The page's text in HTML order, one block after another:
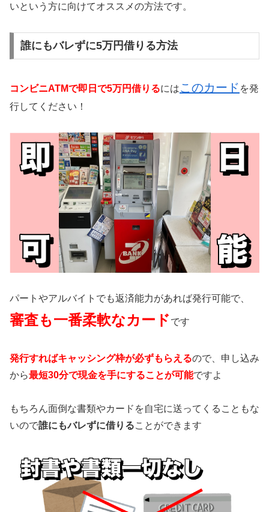
いという方に向けてオススメの方法です。
誰にもバレずに5万円借りる方法
コンビニATMで即日で5万円借りるにはこのカード を発
行してください！
パートやアルバイトでも返済能力があれば発行可能で、
審査も一番柔軟なカード です
発行すればキャッシング枠が必ずもらえるので、申し込み
から最短30分で現金を手にすることが可能ですよ
もちろん面倒な書類やカードを自宅に送ってくることもな
いので誰にもバレずに借りることができます